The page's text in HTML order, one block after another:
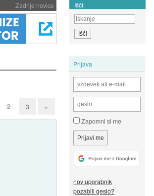
Zadnje novice Išči:
Prijava
Zapomni si me
nov uporabnik
pozabili geslo?
2 3 »